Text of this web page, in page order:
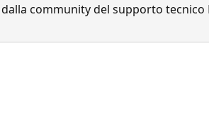
community del supporto